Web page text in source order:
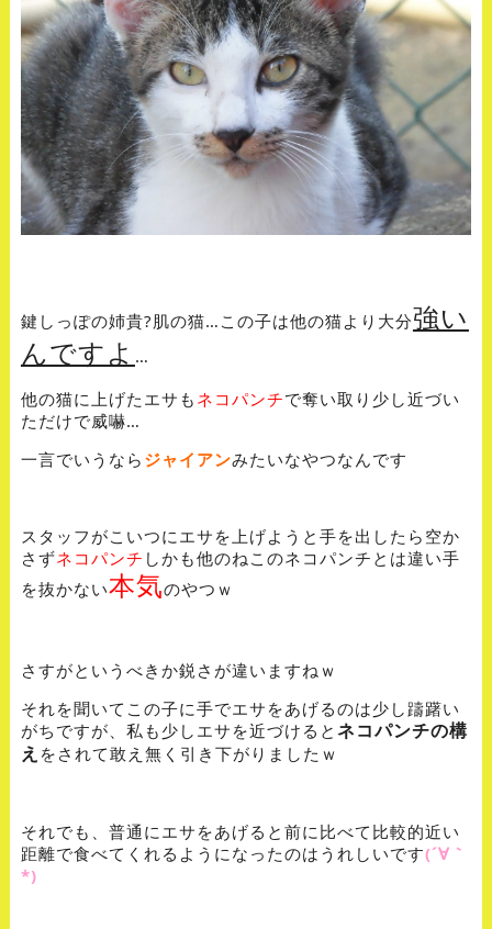
鍵しっぽの姉貴?肌の猫…この子は他の猫より大分強い
んですよ …
他の猫に上げたエサも ネコパンチで奪い取り少し近づい
ただけで威嚇…
一言でいうなら ジャイアンみたいなやつなんです
スタッフがこいつにエサを上げようと手を出したら空か
さずネコパンチ しかも他のねこのネコパンチとは違い手
を抜かない本気のやつｗ
さすがというべきか鋭さが違いますねｗ
それを聞いてこの子に手でエサをあげるのは少し躊躇い
がちですが、私も少しエサを近づけると ネコパンチの構
え をされて敢え無く引き下がりましたｗ
それでも、普通にエサをあげると前に比べて比較的近い
距離で食べてくれるようになったのはうれしいです(´∀｀
*)